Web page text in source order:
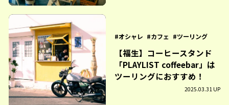
オシャレ カフェ ツーリング
【福生】コーヒースタンド
「PLAYLIST coffeebar」は
ツーリングにおすすめ！
2025.03.31 UP